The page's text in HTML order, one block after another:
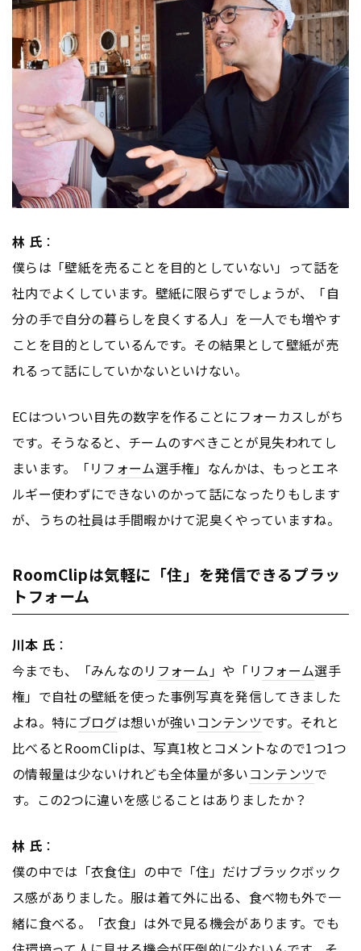
林 氏：
僕らは「壁紙を売ることを目的としていない」って話を
社内でよくしています。壁紙に限らずでしょうが、「自
分の手で自分の暮らしを良くする人」を一人でも増やす
ことを目的としているんです。その結果として壁紙が売
れるって話にしていかないといけない。
ECはついつい目先の数字を作ることにフォーカスしがち
です。そうなると、チームのすべきことが見失われてし
まいます。「リ フォーム選手権」なんかは、もっとエネ
ルギー使わずにできないのかって話になったりもします
が、うちの社員は手間暇かけて泥臭くやっていますね。
RoomClipは気軽に「住」を発信できるプラッ
トフォーム
川本 氏 ：
今までも、「みんなのリ フォーム」や「リ フォーム選手
権」で自社の壁紙を使った事例写真を発信してきました
よね。特にブログは想いが強いコンテンツです。それと
比べるとRoomClipは、写真1枚とコメントなので1つ1つ
の情報量は少ないけれども全体量が多いコンテンツで
す。この2つに違いを感じることはありましたか？
林 氏：
僕の中では「衣食住」の中で「住」だけブラックボック
ス感がありました。服は着て外に出る、食べ物も外で一
緒に食べる。「衣食」は外で見る機会があります。でも